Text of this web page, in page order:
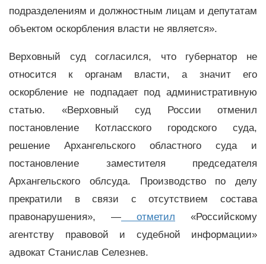
подразделениям и должностным лицам и депутатам
объектом оскорбления власти не является».
Верховный суд согласился, что губернатор не
относится к органам власти, а значит его
оскорбление не подпадает под административную
статью. «Верховный суд России отменил
постановление Котласского городского суда,
решение Архангельского областного суда и
постановление заместителя председателя
Архангельского облсуда. Производство по делу
прекратили в связи с отсутствием состава
правонарушения», — отметил «Российскому
агентству правовой и судебной информации»
адвокат Станислав Селезнев.